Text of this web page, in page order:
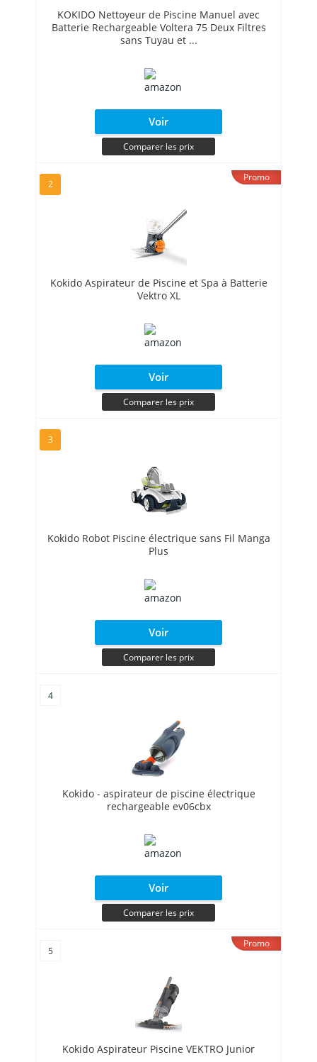
KOKIDO Nettoyeur de Piscine Manuel avec
Batterie Rechargeable Voltera 75 Deux Filtres
sans Tuyau et ...
Voir
Comparer les prix
Promo
2
Kokido Aspirateur de Piscine et Spa à Batterie
Vektro XL
Voir
Comparer les prix
3
Kokido Robot Piscine électrique sans Fil Manga
Plus
Voir
Comparer les prix
4
Kokido - aspirateur de piscine électrique
rechargeable ev06cbx
Voir
Comparer les prix
Promo
5
Kokido Aspirateur Piscine VEKTRO Junior